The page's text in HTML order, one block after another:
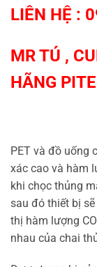
LIÊN HỆ :
MR TÚ ,
HÃNG
PET và đồ uống
xác cao và hàm
khi chọc thủng
sau đó thiết bị
thị hàm lượng
nhau của chai